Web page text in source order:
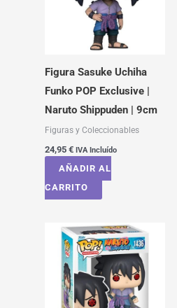
Figura Sasuke Uchiha
Funko POP Exclusive |
Naruto Shippuden | 9cm
Figuras y Coleccionables
24,95 € IVA Incluído
AÑADIR AL
CARRITO